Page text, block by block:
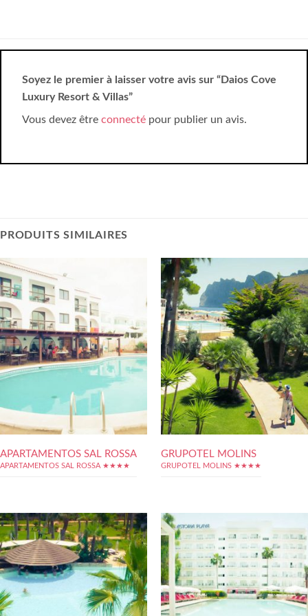
Soyez le premier à laisser votre avis sur “Daios Cove
Luxury Resort & Villas”
Vous devez être connecté pour publier un avis.
PRODUITS SIMILAIRES
APARTAMENTOS SAL ROSSA
APARTAMENTOS SAL ROSSA ★★★★
GRUPOTEL MOLINS
GRUPOTEL MOLINS ★★★★